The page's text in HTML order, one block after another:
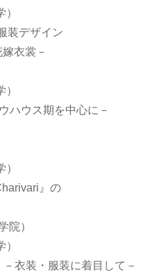
装デザイン
衣裳－
ハウス期を中心に－
』の
院）
衣装・服装に着目して－